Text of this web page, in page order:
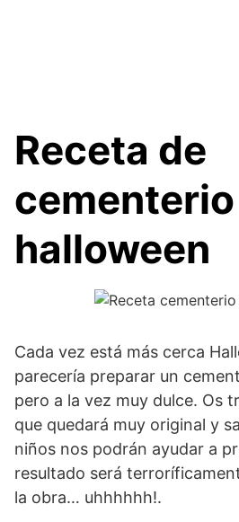
Receta de
halloween
Cada vez está más cerca
parecería preparar un
pero a la vez muy dulce. Os
que quedará muy original y
niños nos podrán ayudar a
resultado será
la obra… uhhhhhh!.